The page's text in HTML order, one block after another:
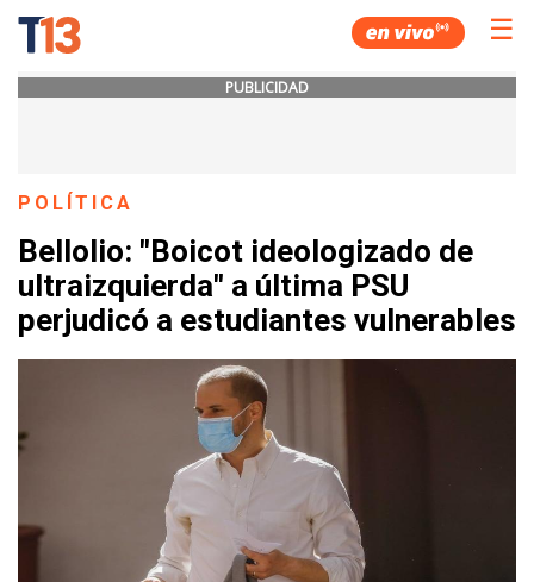
☰
PUBLICIDAD
POLÍTICA
Bellolio: "Boicot ideologizado de
ultraizquierda" a última PSU
perjudicó a estudiantes vulnerables